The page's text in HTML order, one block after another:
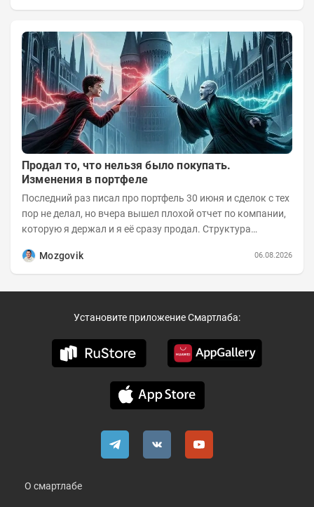
Продал то, что нельзя было покупать.
Изменения в портфеле
Последний раз писал про портфель 30 июня и сделок с тех
пор не делал, но вчера вышел плохой отчет по компании,
которую я держал и я её сразу продал. Структура
Mozgovik
06.08.2026
Установите приложение Смартлаба:
О смартлабе